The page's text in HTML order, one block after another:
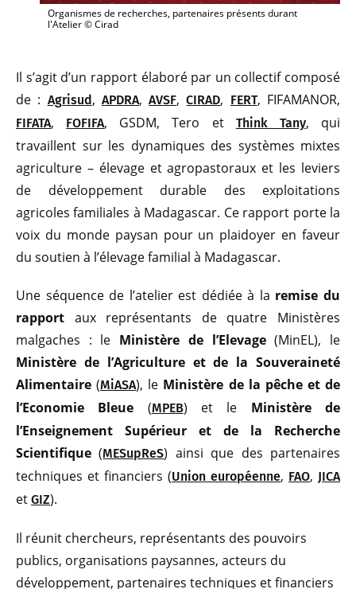
Organismes de recherches, partenaires présents durant
l'Atelier © Cirad
Il s’agit d’un rapport élaboré par un collectif composé
de : Agrisud, APDRA,AVSF,CIRAD, FERT, FIFAMANOR,
FIFATA, FOFIFA, GSDM, Tero et Think Tany, qui
travaillent sur les dynamiques des systèmes mixtes
agriculture – élevage et agropastoraux et les leviers
de développement durable des exploitations
agricoles familiales à Madagascar. Ce rapport porte la
voix du monde paysan pour un plaidoyer en faveur
du soutien à l’élevage familial à Madagascar.
Une séquence de l’atelier est dédiée à la remise du
rapport aux représentants de quatre Ministères
malgaches : le Ministère de l’Elevage(MinEL), le
Ministère de l’Agriculture et de la Souveraineté
Alimentaire (MiASA), le Ministère de la pêche et de
l’Economie Bleue (MPEB) et le Ministère de
l’Enseignement Supérieur et de la Recherche
Scientifique(MESupReS) ainsi que des partenaires
techniques et financiers (Union européenne, FAO, JICA
et GIZ).
Il réunit chercheurs, représentants des pouvoirs
publics, organisations paysannes, acteurs du
développement, partenaires techniques et financiers